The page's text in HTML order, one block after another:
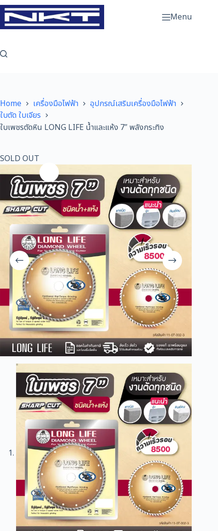
Skip
to
content
Menu
Home เครื่องมือไฟฟ้า
อุปกรณ์เสริมเครื่องมือไฟฟ้า
ใบตัด ใบเจียร
ใบเพชรตัดหิน LONG LIFE น้ำและแห้ง 7″ พลังกระทิง
SOLD OUT